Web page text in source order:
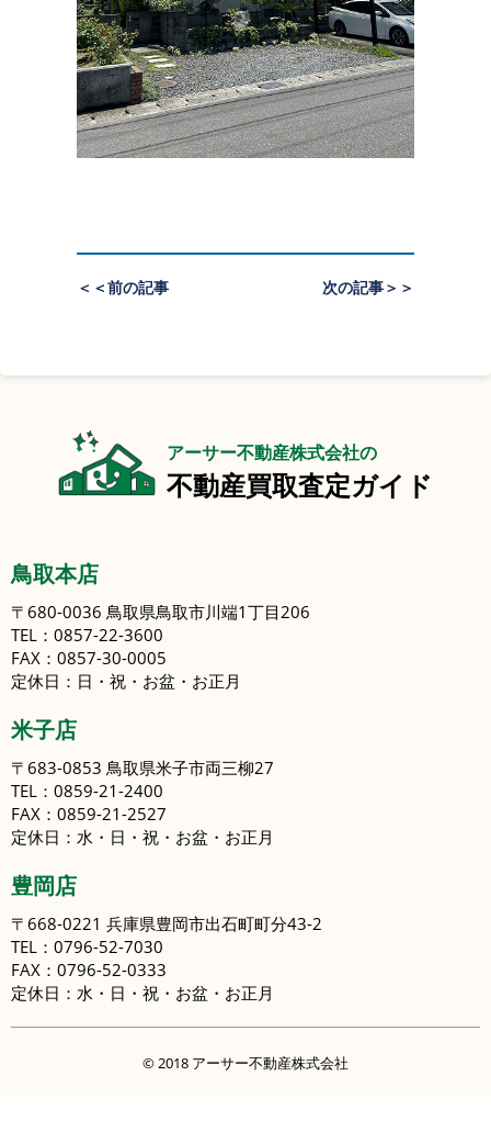
＜＜前の記事 次の記事＞＞
アーサー不動産株式会社の
不動産買取査定ガイド
鳥取本店
〒680-0036 鳥取県鳥取市川端1丁目206
TEL：0857-22-3600
FAX：0857-30-0005
定休日：日・祝・お盆・お正月
米子店
〒683-0853 鳥取県米子市両三柳27
TEL：0859-21-2400
FAX：0859-21-2527
定休日：水・日・祝・お盆・お正月
豊岡店
〒668-0221 兵庫県豊岡市出石町町分43-2
TEL：0796-52-7030
FAX：0796-52-0333
定休日：水・日・祝・お盆・お正月
© 2018 アーサー不動産株式会社